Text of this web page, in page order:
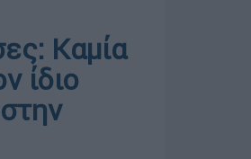
Καμία
ίδιο